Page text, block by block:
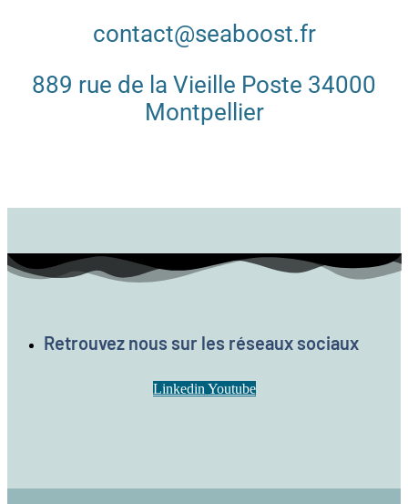
contact@seaboost.fr
889 rue de la Vieille Poste 34000
Montpellier
Retrouvez nous sur les réseaux sociaux
Linkedin Youtube